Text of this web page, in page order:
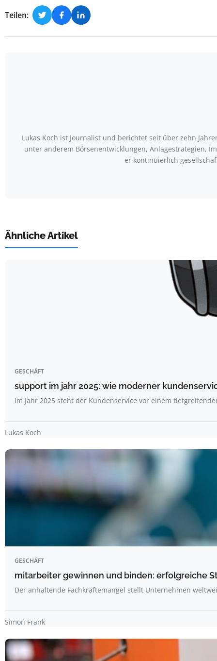
Teilen:
Lukas Koch ist Journalist und berichtet seit über zehn
unter anderem Börsenentwicklungen, Anlagestrategien,
er kontinuierlich
Ähnliche Artikel
GESCHÄFT
support im jahr 2025: wie moderner
Im Jahr 2025 steht der Kundenservice vor einem
Lukas Koch
GESCHÄFT
mitarbeiter gewinnen und binden: erfolgreiche
Der anhaltende Fachkräftemangel stellt Unternehmen
Simon Frank